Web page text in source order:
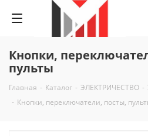
Кнопки,
пульты
Главная - Каталог - ЭЛЕКТРИЧЕСТВО -
- Кнопки, переключатели, посты,